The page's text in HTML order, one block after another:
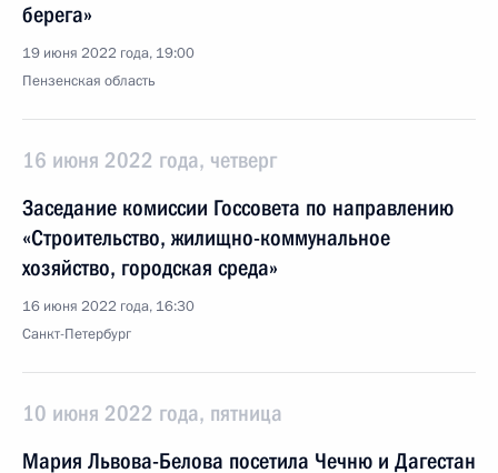
берега»
19 июня 2022 года, 19:00
Пензенская область
16 июня 2022 года, четверг
Заседание комиссии Госсовета по направлению
«Строительство, жилищно-коммунальное
хозяйство, городская среда»
16 июня 2022 года, 16:30
Санкт-Петербург
10 июня 2022 года, пятница
Мария Львова-Белова посетила Чечню и Дагестан